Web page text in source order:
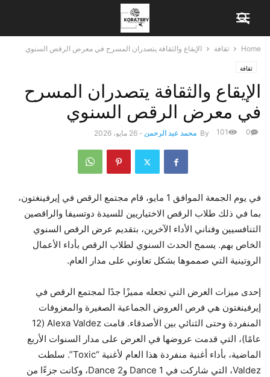
Home ثقافة الإيقاع والثقافة يتصدران المسرح في معرض الرقص السنوي
ثقافة
الإيقاع والثقافة يتصدران المسرح
في معرض الرقص السنوي
By محمد عبد الرحمن - 26 مايو، 2026 0
101
في يوم الجمعة الموافق 1 مايو، قام مجتمع الرقص في إيرفينغتون،
بما في ذلك طلاب الرقص الاختياريين للسيدة دوتسيفا والراقصين
التنافسيين وفناني الأداء الآخرين، بتقديم عرض الرقص السنوي
الخاص بهم. يسمح الحدث السنوي لطلاب الرقص بأداء الأعمال
الروتينية التي صمموها بشكل تعاوني على مدار العام.
إحدى ميزات العرض التي تجعله مميزًا جدًا لمجتمع الرقص في
إيرفينغتون هي فرص العروض الجماعية الصغيرة والمعزوفات
المنفردة وحتى الثنائي بين الأصدقاء. قامت Alexa Valdez (12
عامًا)، التي قدمت عروضها في العرض على مدار السنوات الأربع
الماضية، بأداء أغنية منفردة هذا العام لأغنية “Toxic”. سلطت
Valdez، التي شاركت في Dance 1 وDance 2، وكانت جزءًا من